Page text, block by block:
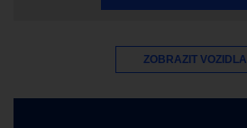
ZOBRAZIT VOZIDLA